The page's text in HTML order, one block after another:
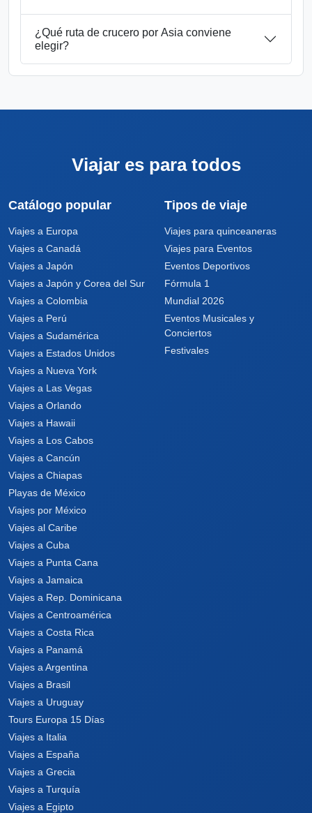
¿Qué ruta de crucero por Asia conviene
elegir?
Viajar es para todos
Catálogo popular
Viajes a Europa
Viajes a Canadá
Viajes a Japón
Viajes a Japón y Corea del Sur
Viajes a Colombia
Viajes a Perú
Viajes a Sudamérica
Viajes a Estados Unidos
Viajes a Nueva York
Viajes a Las Vegas
Viajes a Orlando
Viajes a Hawaii
Viajes a Los Cabos
Viajes a Cancún
Viajes a Chiapas
Playas de México
Viajes por México
Viajes al Caribe
Viajes a Cuba
Viajes a Punta Cana
Viajes a Jamaica
Viajes a Rep. Dominicana
Viajes a Centroamérica
Viajes a Costa Rica
Viajes a Panamá
Viajes a Argentina
Viajes a Brasil
Viajes a Uruguay
Tours Europa 15 Días
Viajes a Italia
Viajes a España
Viajes a Grecia
Viajes a Turquía
Viajes a Egipto
Tipos de viaje
Viajes para quinceaneras
Viajes para Eventos
Eventos Deportivos
Fórmula 1
Mundial 2026
Eventos Musicales y
Conciertos
Festivales